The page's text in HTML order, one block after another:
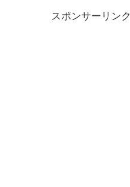
スポンサーリンク